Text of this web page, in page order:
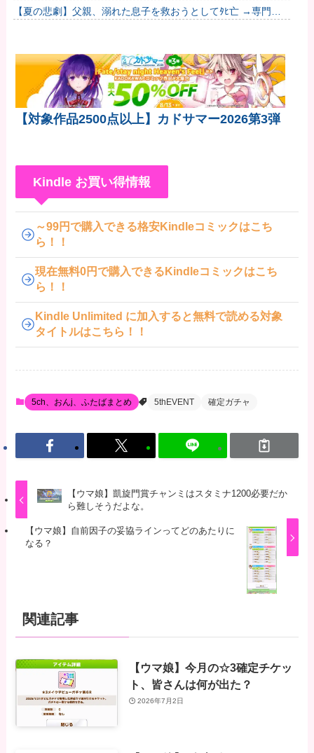
くない」…イラン大統領「意思疎通はかなり難しい」！
【夏の悲劇】父親、溺れた息子を救おうとしてﾀﾋ亡 →専門家
【対象作品2500点以上】カドサマー2026第3弾
Kindle お買い得情報
～99円で購入できる格安Kindleコミックはこち
ら！！
現在無料0円で購入できるKindleコミックはこち
ら！！
Kindle Unlimited に加入すると無料で読める対象
タイトルはこちら！！
5ch、おんj、ふたばまとめ 5thEVENT 確定ガチャ
【ウマ娘】凱旋門賞チャンミはスタミナ1200必要だか
ら難しそうだよな。
【ウマ娘】自前因子の妥協ラインってどのあたりに
なる？
関連記事
【ウマ娘】今月の☆3確定チケッ
ト、皆さんは何が出た？
2026年7月2日